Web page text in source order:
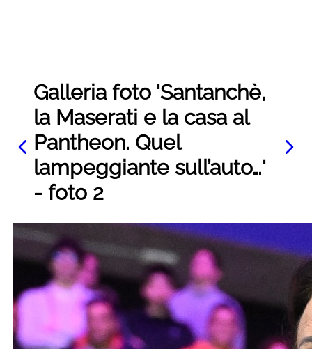
Galleria foto 'Santanchè,
la Maserati e la casa al
Pantheon. Quel
lampeggiante sull’auto…'
- foto 2